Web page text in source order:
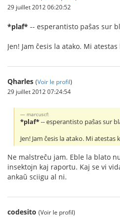
29 juillet 2012 06:20:52
*plaf* -- esperantisto paŝas sur
Jen! Jam ĉesis la atako. Mi
Qharles (Voir le profil)
29 juillet 2012 07:24:54
marcuscf:
*plaf*-- esperantisto paŝas sur
Jen! Jam ĉesis la atako. Mi
Ne malstreĉu jam. Eble la blato
insektojn kaj raportu. Kaj se vi
ankaŭ sciigu al ni.
codesito (Voir le profil)